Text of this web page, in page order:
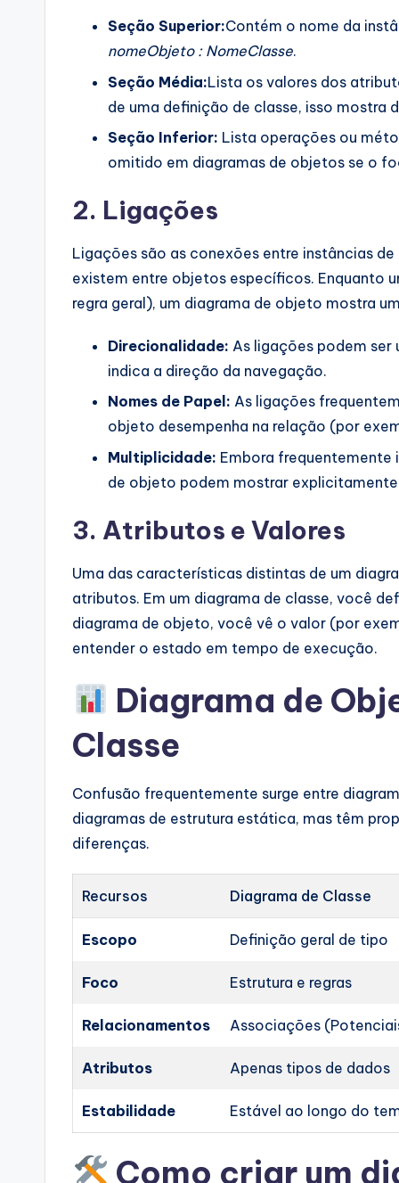
Seção Superior:Contém o nome da
nomeObjeto : NomeClasse.
Seção Média:Lista os valores dos
de uma definição de classe, isso mostra
Seção Inferior: Lista operações ou
omitido em diagramas de objetos se o
2. Ligações
Ligações são as conexões entre instâncias
existem entre objetos específicos. Enquanto
regra geral), um diagrama de objeto mostra
Direcionalidade: As ligações podem ser
indica a direção da navegação.
Nomes de Papel: As ligações
objeto desempenha na relação (por
Multiplicidade: Embora frequentemente
de objeto podem mostrar
3. Atributos e Valores
Uma das características distintas de um
atributos. Em um diagrama de classe, você
diagrama de objeto, você vê o valor (por
entender o estado em tempo de execução.
Diagrama de
Classe
Confusão frequentemente surge entre
diagramas de estrutura estática, mas têm
diferenças.
Recursos Diagrama de Classe
Escopo Definição geral de tipo
Foco Estrutura e regras
Relacionamentos Associações
Atributos Apenas tipos de dados
Estabilidade Estável ao longo do
Como criar um